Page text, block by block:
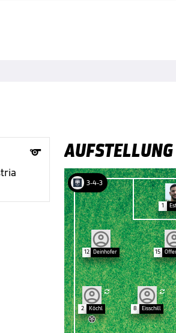

AUFSTELLUNG
3-4-3
1
12 Deinhofer 15

2 Köchl


8 Eisschill